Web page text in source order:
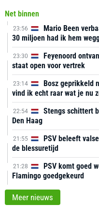
Net binnen
23:56
Mario Been
30 miljoen had ik hem
23:30
Feyenoord
staat open voor vertrek
23:14
Bosz geprikkeld
vind ik echt raar wat je nu
22:54
Stengs schittert
Den Haag
21:55
PSV beleeft
de blessuretijd
21:28
PSV komt goed
Flamingo goedgekeurd
Meer nieuws